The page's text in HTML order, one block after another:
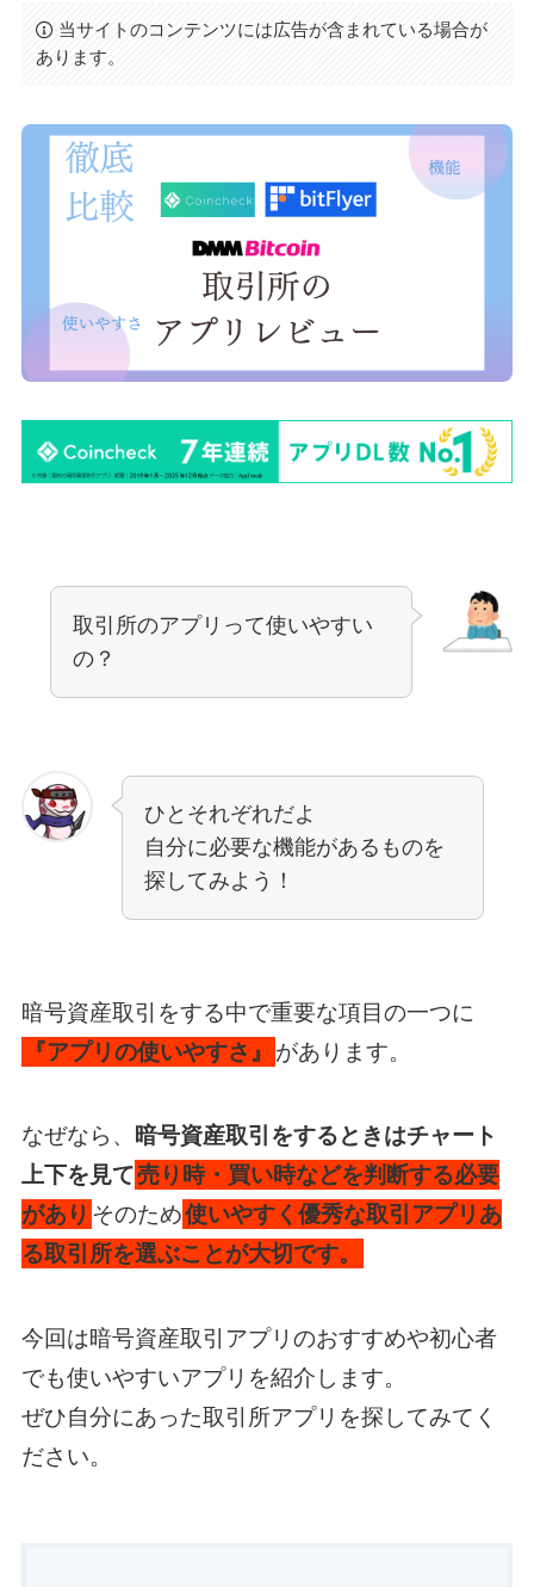
当サイトのコンテンツには広告が含まれている場合が
あります。
取引所のアプリって使いやすい
の？
ひとそれぞれだよ
自分に必要な機能があるものを
探してみよう！
暗号資産取引をする中で重要な項目の一つに
『アプリの使いやすさ』
があります。
なぜなら、 暗号資産取引をするときはチャート
上下を見て売り時・買い時などを判断する必要
があり そのため使いやすく優秀な取引アプリあ
る取引所を選ぶことが大切です。
今回は暗号資産取引アプリのおすすめや初心者
でも使いやすいアプリを紹介します。
ぜひ自分にあった取引所アプリを探してみてく
ださい。